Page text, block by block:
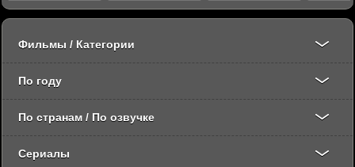
Фильмы / Категории
По году
По странам / По озвучке
Сериалы